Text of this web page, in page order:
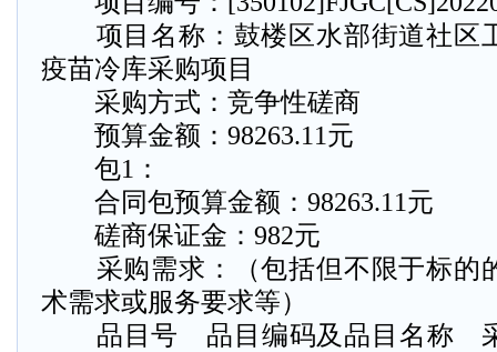
项目名称：鼓楼区水部街道社区
疫苗冷库采购项目
采购方式：竞争性磋商
预算金额：98263.11元
包1：
合同包预算金额：98263.11元
磋商保证金：982元
采购需求：（包括但不限于标的
术需求或服务要求等）
品目号
品目编码及品目名称